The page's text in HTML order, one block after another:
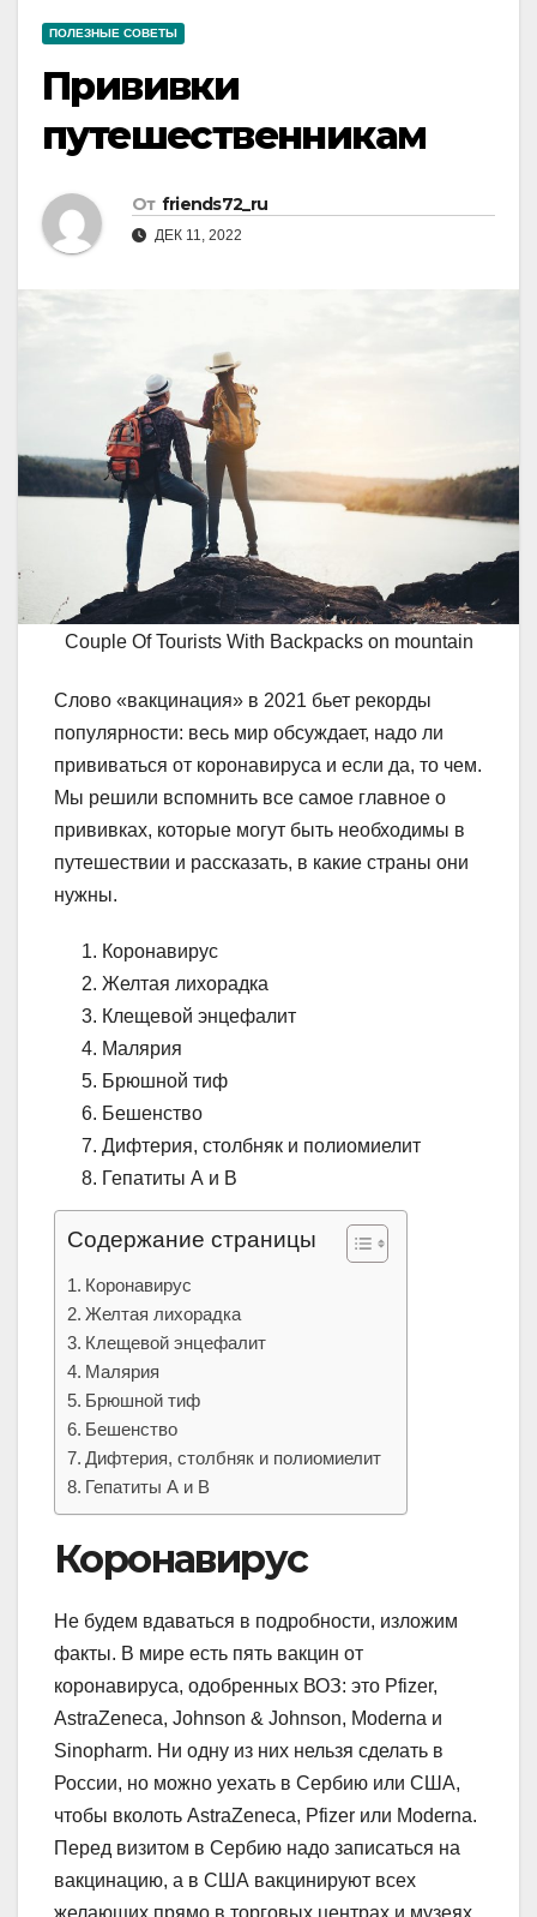
ПОЛЕЗНЫЕ СОВЕТЫ
Прививки
путешественникам
От friends72_ru
ДЕК 11, 2022
Couple Of Tourists With Backpacks on mountain
Слово «вакцинация» в 2021 бьет рекорды
популярности: весь мир обсуждает, надо ли
прививаться от коронавируса и если да, то чем.
Мы решили вспомнить все самое главное о
прививках, которые могут быть необходимы в
путешествии и рассказать, в какие страны они
нужны.
Коронавирус
Желтая лихорадка
Клещевой энцефалит
Малярия
Брюшной тиф
Бешенство
Дифтерия, столбняк и полиомиелит
Гепатиты А и В
Содержание страницы
Коронавирус
Желтая лихорадка
Клещевой энцефалит
Малярия
Брюшной тиф
Бешенство
Дифтерия, столбняк и полиомиелит
Гепатиты А и В
Коронавирус
Не будем вдаваться в подробности, изложим
факты. В мире есть пять вакцин от
коронавируса, одобренных ВОЗ: это Pfizer,
AstraZeneca, Johnson & Johnson, Modernа и
Sinopharm. Ни одну из них нельзя сделать в
России, но можно уехать в Сербию или США,
чтобы вколоть AstraZeneca, Pfizer или Moderna.
Перед визитом в Сербию надо записаться на
вакцинацию, а в США вакцинируют всех
желающих прямо в торговых центрах и музеях